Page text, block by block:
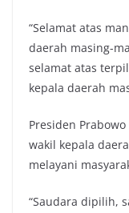
“Selamat atas
daerah masing-
selamat atas
kepala daerah
Presiden
wakil kepala
melayani
“Saudara dipilih,